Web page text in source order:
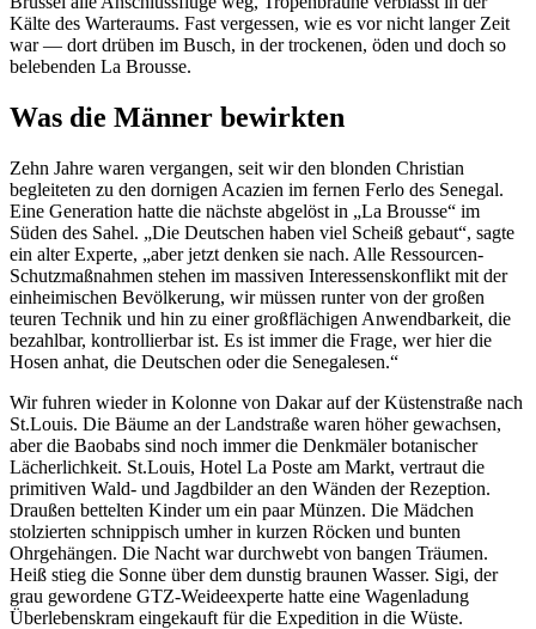
Kälte des Warteraums. Fast vergessen, wie es vor nicht langer Zeit
war — dort drüben im Busch, in der trockenen, öden und doch so
belebenden La Brousse.
Was die Männer bewirkten
Zehn Jahre waren vergangen, seit wir den blonden Christian
begleiteten zu den dornigen Acazien im fernen Ferlo des Senegal.
Eine Generation hatte die nächste abgelöst in
La Brousse
im
Süden des Sahel.
Die Deutschen haben viel Scheiß gebaut , sagte
ein alter Experte,
aber jetzt denken sie nach. Alle Ressourcen-
Schutzmaßnahmen stehen im massiven Interessenskonflikt mit der
einheimischen Bevölkerung, wir müssen runter von der großen
teuren Technik und hin zu einer großflächigen Anwendbarkeit, die
bezahlbar, kontrollierbar ist. Es ist immer die Frage, wer hier die
Hosen anhat, die Deutschen oder die Senegalesen.
Wir fuhren wieder in Kolonne von Dakar auf der Küstenstraße nach
St.Louis. Die Bäume an der Landstraße waren höher gewachsen,
aber die Baobabs sind noch immer die Denkmäler botanischer
Lächerlichkeit. St.Louis, Hotel La Poste am Markt, vertraut die
primitiven Wald- und Jagdbilder an den Wänden der Rezeption.
Draußen bettelten Kinder um ein paar Münzen. Die Mädchen
stolzierten schnippisch umher in kurzen Röcken und bunten
Ohrgehängen. Die Nacht war durchwebt von bangen Träumen.
Heiß stieg die Sonne über dem dunstig braunen Wasser. Sigi, der
grau gewordene GTZ-Weideexperte hatte eine Wagenladung
Überlebenskram eingekauft für die Expedition in die Wüste.